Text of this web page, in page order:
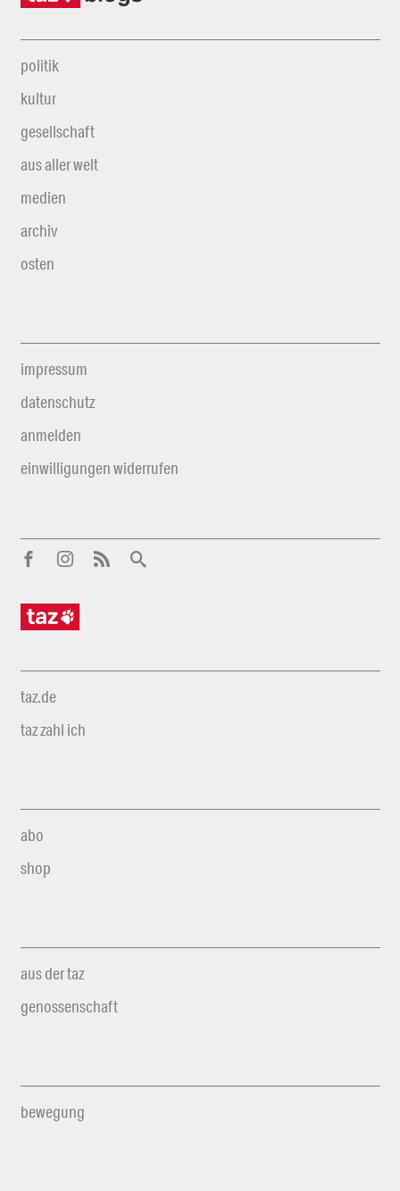
politik
kultur
gesellschaft
aus aller welt
medien
archiv
osten
impressum
datenschutz
anmelden
einwilligungen widerrufen
taz.de
taz zahl ich
abo
shop
aus der taz
genossenschaft
bewegung